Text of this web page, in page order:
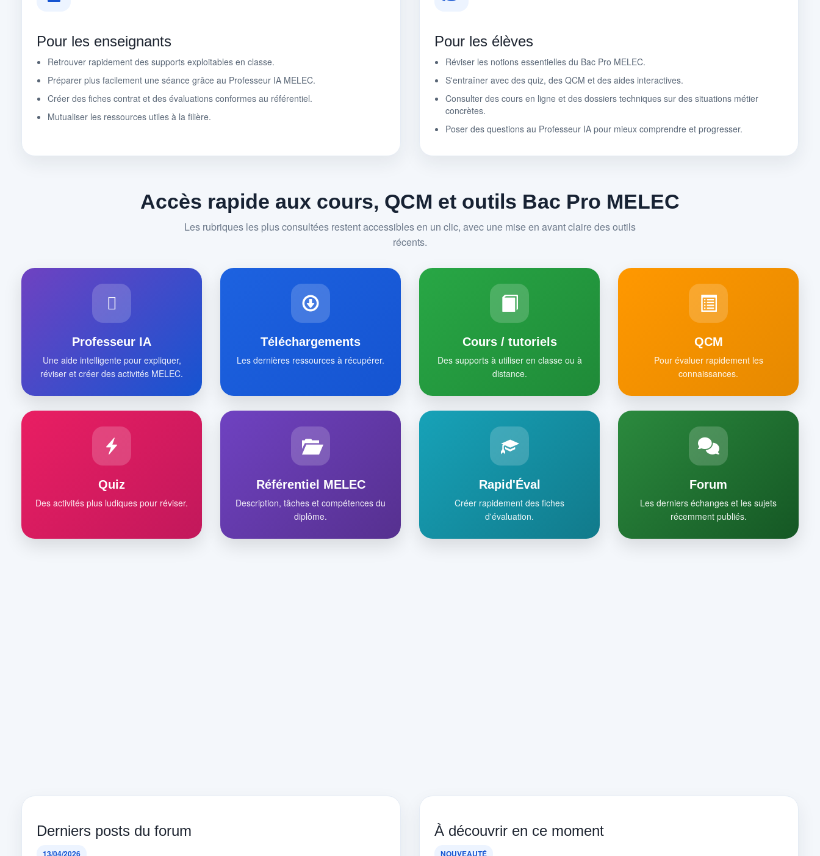
Pour les enseignants
Retrouver rapidement des supports exploitables en classe.
Préparer plus facilement une séance grâce au Professeur IA MELEC.
Créer des fiches contrat et des évaluations conformes au référentiel.
Mutualiser les ressources utiles à la filière.
Pour les élèves
Réviser les notions essentielles du Bac Pro MELEC.
S'entraîner avec des quiz, des QCM et des aides interactives.
Consulter des cours en ligne et des dossiers techniques sur des situations métier
concrètes.
Poser des questions au Professeur IA pour mieux comprendre et progresser.
Accès rapide aux cours, QCM et outils Bac Pro MELEC
Les rubriques les plus consultées restent accessibles en un clic, avec une mise en avant claire des outils
récents.
Professeur IA
Une aide intelligente pour expliquer,
réviser et créer des activités MELEC.
Téléchargements
Les dernières ressources à récupérer.
Cours / tutoriels
Des supports à utiliser en classe ou à
distance.
QCM
Pour évaluer rapidement les
connaissances.
Quiz
Des activités plus ludiques pour réviser.
Référentiel MELEC
Description, tâches et compétences du
diplôme.
Rapid'Éval
Créer rapidement des fiches
d'évaluation.
Forum
Les derniers échanges et les sujets
récemment publiés.
Derniers posts du forum
13/04/2026
À découvrir en ce moment
NOUVEAUTÉ